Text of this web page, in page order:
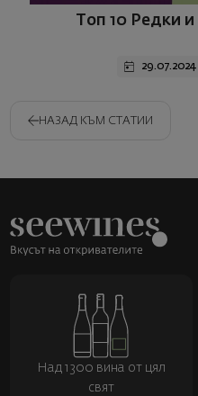
Топ 10 Редки
29.07.2024
НАЗАД КЪМ СТАТИИ
Над 1300 вина от цял
свят